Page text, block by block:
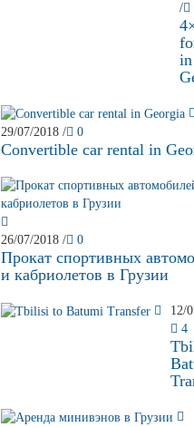
/
in
29/07/2018 / 0
Convertible car rental in
26/07/2018 / 0
Прокат спортивных
и кабриолетов в Грузии
12/
4